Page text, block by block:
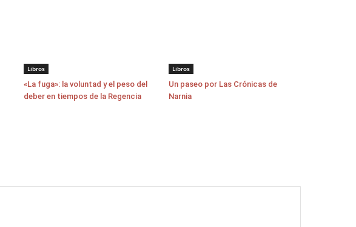
Libros
«La fuga»: la voluntad y el peso del
deber en tiempos de la Regencia
Libros
Un paseo por Las Crónicas de
Narnia